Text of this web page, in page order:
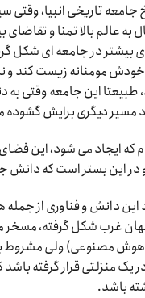
تاریخی انبیا، وقتی
به عالم بالا تمنا و
بیشتر در جامعه ای شکل
مومنانه زیست کند و
طبیعتا این جامعه وقتی به
مسیر دیگری برایش
که ایجاد می شود، این
در این بستر است که دانش
این دانش و فناوری از
غرب شکل گرفته، مسخر ما
مصنوعی) ولی مشروط به
یک منزلتی قرار گرفته باشد
باشد.